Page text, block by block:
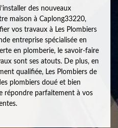
des nouveaux
maison à Caplong33220,
vos travaux à Les Plombiers
entreprise spécialisée en
en plomberie, le savoir-faire
sont ses atouts. De plus, en
qualifiée, Les Plombiers de
plombiers doué et bien
répondre parfaitement à vos